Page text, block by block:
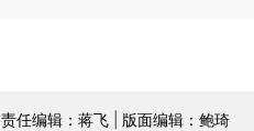
责任编辑：蒋飞 | 版面编辑：鲍琦